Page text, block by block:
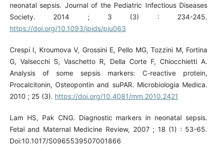
neonatal sepsis. Journal of the Pediatric Infectious Diseases
Society. 2014 ; 3 (3) : 234-245.
https://doi.org/10.1093/jpids/piu063
Crespi I, Kroumova V, Grossini E, Pello MG, Tozzini M, Fortina
G, Valsecchi S, Vaschetto R, Della Corte F, Chiocchietti A.
Analysis of some sepsis markers: C-reactive protein,
Procalcitonin, Osteopontin and suPAR. Microbiologia Medica.
2010 ; 25 (3). https://doi.org/10.4081/mm.2010.2421
Lam HS, Pak CNG. Diagnostic markers in neonatal sepsis.
Fetal and Maternal Medicine Review, 2007 ; 18 (1) : 53-65.
Doi:10.1017/S0965539507001866